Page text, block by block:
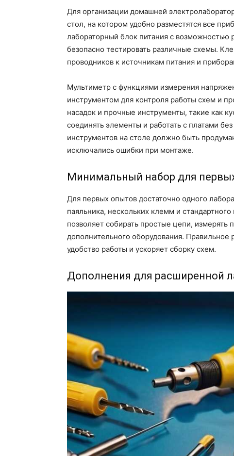
Для организации домашней
стол, на котором удобно разместятся все
лабораторный блок питания с возможностью
безопасно тестировать различные схемы.
проводников к источникам питания и
Мультиметр с функциями измерения
инструментом для контроля работы схем и
насадок и прочные инструменты, такие как
соединять элементы и работать с платами
инструментов на столе должно быть
исключались ошибки при монтаже.
Минимальный набор для
Для первых опытов достаточно одного
паяльника, нескольких клемм и
позволяет собирать простые цепи, измерять
дополнительного оборудования.
удобство работы и ускоряет сборку схем.
Дополнения для расширенной